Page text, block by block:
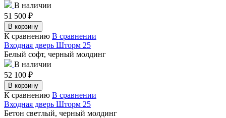
В наличии
51 500 ₽
В корзину
К сравнению В сравнении
Входная дверь Шторм 25
Белый софт, черный молдинг
В наличии
52 100 ₽
В корзину
К сравнению В сравнении
Входная дверь Шторм 25
Бетон светлый, черный молдинг